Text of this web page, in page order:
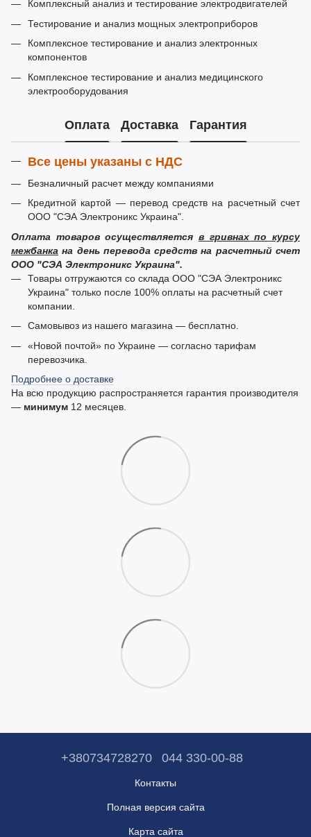
Комплексный анализ и тестирование электродвигателей
Тестирование и анализ мощных электроприборов
Комплексное тестирование и анализ электронных
компонентов
Комплексное тестирование и анализ медицинского
электрооборудования
Оплата Доставка Гарантия
Все цены указаны с НДС
Безналичный расчет между компаниями
Кредитной картой — перевод средств на расчетный счет
ООО "СЭА Электроникс Украина".
Оплата товаров осуществляется в гривнах по курсу
межбанка на день перевода средств на расчетный счет
ООО "СЭА Электроникс Украина".
Товары отгружаются со склада ООО "СЭА Электроникс
Украина" только после 100% оплаты на расчетный счет
компании.
Самовывоз из нашего магазина — бесплатно.
«Новой почтой» по Украине — согласно тарифам
перевозчика.
Подробнее о доставке
На всю продукцию распространяется гарантия производителя
— минимум 12 месяцев.
+380734728270 044 330-00-88
Контакты
Полная версия сайта
Карта сайта